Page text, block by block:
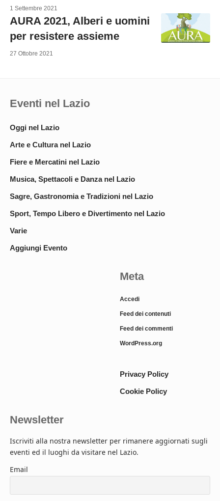
1 Settembre 2021
AURA 2021, Alberi e uomini
per resistere assieme
27 Ottobre 2021
Eventi nel Lazio
Oggi nel Lazio
Arte e Cultura nel Lazio
Fiere e Mercatini nel Lazio
Musica, Spettacoli e Danza nel Lazio
Sagre, Gastronomia e Tradizioni nel Lazio
Sport, Tempo Libero e Divertimento nel Lazio
Varie
Aggiungi Evento
Meta
Accedi
Feed dei contenuti
Feed dei commenti
WordPress.org
Privacy Policy
Cookie Policy
Newsletter
Iscriviti alla nostra newsletter per rimanere aggiornati sugli
eventi ed il luoghi da visitare nel Lazio.
Email